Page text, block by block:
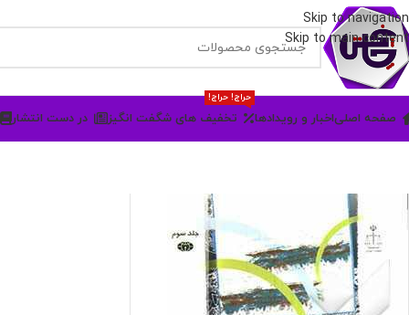
Skip to navigation
Skip to main content
صفحه اصلیاخبار و رویدادها تخفیف های شگفت انگیز
حراج! حراج!
در دست انتشار